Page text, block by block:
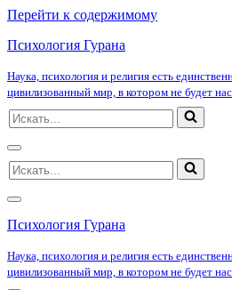
Перейти к содержимому
Психология Гурана
Наука, психология и религия есть
цивилизованный мир, в котором не будет
Искать...
Меню
навигации
Искать...
Меню
навигации
Психология Гурана
Наука, психология и религия есть
цивилизованный мир, в котором не будет